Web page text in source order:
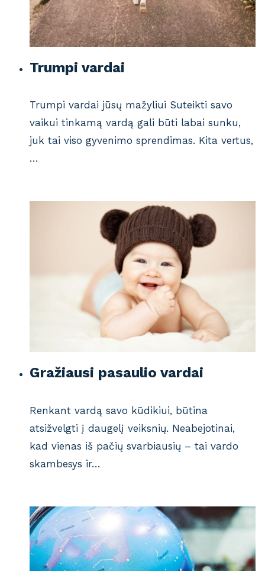
Trumpi vardai
Trumpi vardai jūsų mažyliui Suteikti savo
vaikui tinkamą vardą gali būti labai sunku,
juk tai viso gyvenimo sprendimas. Kita vertus,
…
Gražiausi pasaulio vardai
Renkant vardą savo kūdikiui, būtina
atsižvelgti į daugelį veiksnių. Neabejotinai,
kad vienas iš pačių svarbiausių – tai vardo
skambesys ir…